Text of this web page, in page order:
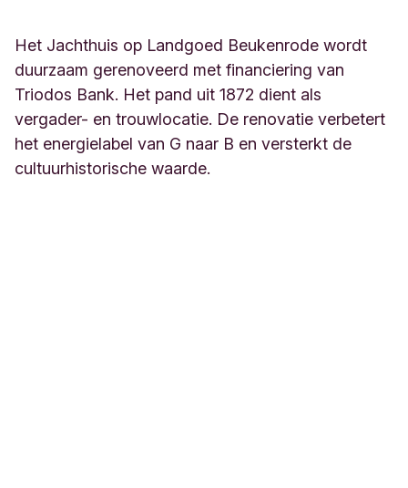
Het Jachthuis op Landgoed Beukenrode wordt
duurzaam gerenoveerd met financiering van
Triodos Bank. Het pand uit 1872 dient als
vergader- en trouwlocatie. De renovatie verbetert
het energielabel van G naar B en versterkt de
cultuurhistorische waarde.